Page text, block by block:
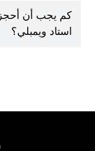
كم يجب أن
استاد ويمبلي؟